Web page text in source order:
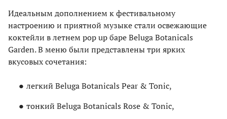
Идеальным дополнением к фестивальному
настроению и приятной музыке стали освежающие
коктейли в летнем pop up баре Beluga Botanicals
Garden. В меню были представлены три ярких
вкусовых сочетания:
легкий Beluga Botanicals Pear & Tonic,
тонкий Beluga Botanicals Rose & Tonic,